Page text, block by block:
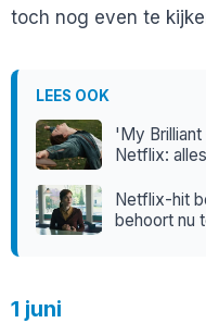
toch nog even te
LEES OOK
'My
Netflix:
Netflix-hit
behoort nu
1 juni